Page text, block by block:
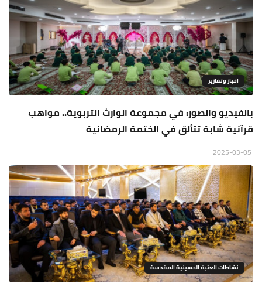
اخبار وتقارير
بالفيديو والصور: في مجموعة الوارث التربوية.. مواهب
قرآنية شابة تتألق في الختمة الرمضانية
نشاطات العتبة الحسينية المقدسة